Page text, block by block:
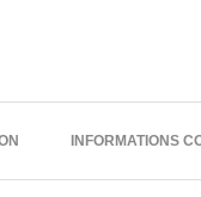
INFORMATIONS